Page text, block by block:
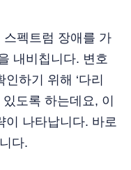
펙트럼 장애를 가
내비칩니다. 변호
하기 위해 ‘다리
도록 하는데요, 이
이 나타납니다. 바로
다.